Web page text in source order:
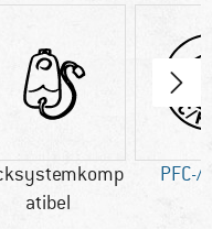
atibel
PFC-/